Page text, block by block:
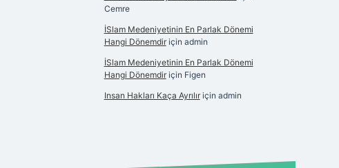
Cemre
İSlam Medeniyetinin En Parlak Dönemi
Hangi Dönemdiriçin admin
İSlam Medeniyetinin En Parlak Dönemi
Hangi Dönemdiriçin Figen
Insan Hakları Kaça Ayrılıriçin admin